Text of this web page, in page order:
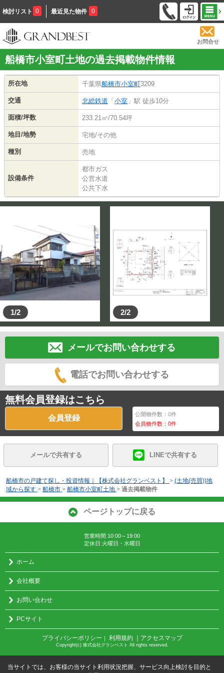
検討リスト 0 最近見た物件 0
お問合せ
船橋市小室町土地の過去掲載物件情報
所在地 千葉県船橋市小室町3209
交通 北総鉄道 「 小室 」駅 徒歩10分
面積/坪数 233.21㎡/70.54坪
地目/地勢 宅地/その他
種別 売地
設備条件
都市ガス
公営水道
公共下水
1/2 2/2
メールでお問い合わせする
電話でお問い合わせする
無料会員登録はこちら
会員登録 公開物件数：0件
会員物件数：0件
メールで共有する LINEで共有する
船橋市の戸建て探し・投資情報｜【株式会社グランベスト】 > (土地(売買))地
域から探す > 船橋市 > 船橋市小室町土地 > 過去掲載物件
ページトップに戻る
営業時間:10:00～19:00
定休日:火曜日・水曜日
ホーム
会社概要
お問い合わせ
PCサイト
プライバシーポリシー ｜ 利用規約 ｜アクセスマップ
Copyright(c) 株式会社グランベスト All rights reserved.
当サイトでは、お客様の当サイト利用状況把握、サービス向上検討を目的と